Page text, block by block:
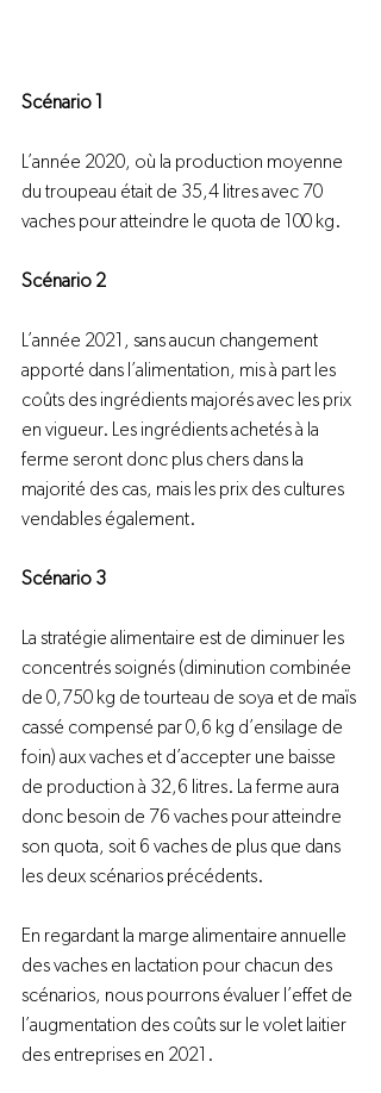
Scénario 1
L’année 2020, où la production moyenne
du troupeau était de 35,4 litres avec 70
vaches pour atteindre le quota de 100 kg.
Scénario 2
L’année 2021, sans aucun changement
apporté dans l’alimentation, mis à part les
coûts des ingrédients majorés avec les prix
en vigueur. Les ingrédients achetés à la
ferme seront donc plus chers dans la
majorité des cas, mais les prix des cultures
vendables également.
Scénario 3
La stratégie alimentaire est de diminuer les
concentrés soignés (diminution combinée
de 0,750 kg de tourteau de soya et de maïs
cassé compensé par 0,6 kg d’ensilage de
foin) aux vaches et d’accepter une baisse
de production à 32,6 litres. La ferme aura
donc besoin de 76 vaches pour atteindre
son quota, soit 6 vaches de plus que dans
les deux scénarios précédents.
En regardant la marge alimentaire annuelle
des vaches en lactation pour chacun des
scénarios, nous pourrons évaluer l’effet de
l’augmentation des coûts sur le volet laitier
des entreprises en 2021.